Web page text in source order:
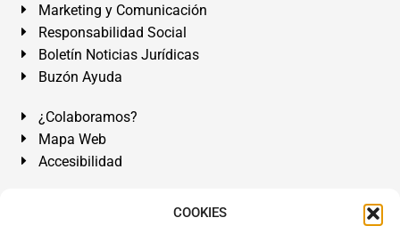
COOKIES
Marketing y Comunicación
Responsabilidad Social
Boletín Noticias Jurídicas
Buzón Ayuda
¿Colaboramos?
Mapa Web
Accesibilidad
Álvarez Abogados Tenerife:Calle Teobaldo Power Nº 7,